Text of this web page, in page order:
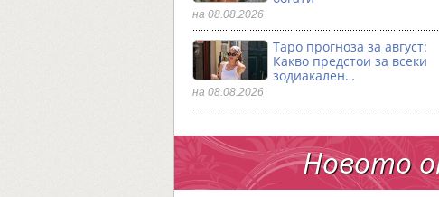
на 08.08.2026
Таро прогноза за август:
Какво предстои за всеки
зодиакален…
на 08.08.2026
Новото